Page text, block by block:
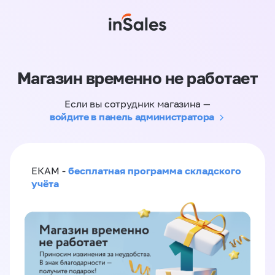
Магазин временно не работает
Если вы сотрудник магазина —
войдите в панель администратора
ЕКАМ - бесплатная программа складского
учёта